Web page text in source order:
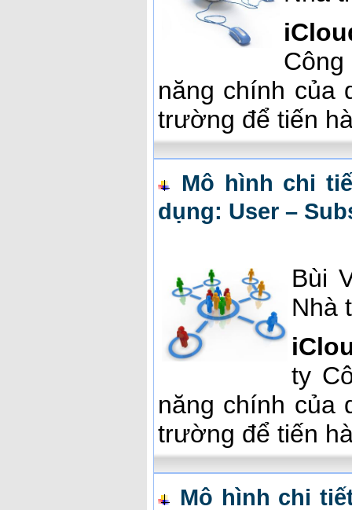
năng chính của
trường để tiến
Mô hình chi
dụng: User –
Bùi
Nhà
ty
năng chính của
trường để tiến
Mô hình chi